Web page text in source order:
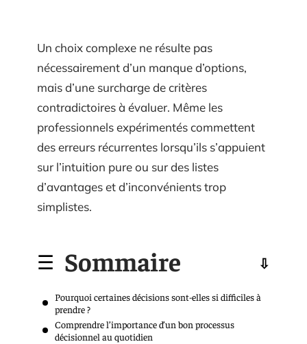
Un choix complexe ne résulte pas
nécessairement d’un manque d’options,
mais d’une surcharge de critères
contradictoires à évaluer. Même les
professionnels expérimentés commettent
des erreurs récurrentes lorsqu’ils s’appuient
sur l’intuition pure ou sur des listes
d’avantages et d’inconvénients trop
simplistes.
Sommaire
Pourquoi certaines décisions sont-elles si difficiles à
prendre ?
Comprendre l’importance d’un bon processus
décisionnel au quotidien